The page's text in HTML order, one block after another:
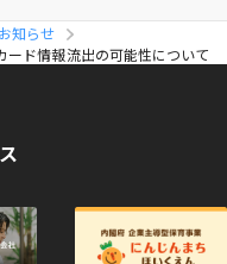
知らせ
ード情報流出の可能性について